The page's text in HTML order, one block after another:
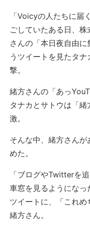
「Voicyの人たちに
ごしていたある日、
さんの「本日夜自由
うツイートを見たタ
撃。
緒方さんの「あっ
タナカとサトウは「
激。
そんな中、緒方さん
めた。
「ブログやTwitterを
車窓を見るようになっ
ツイートに、「これ
緒方さん。